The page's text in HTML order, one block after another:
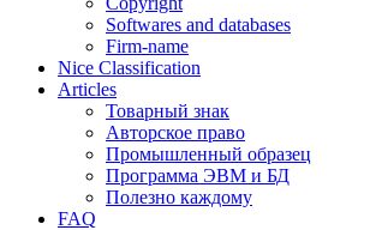
Softwares and databases
Firm-name
Nice Classification
Articles
Товарный знак
Авторское право
Промышленный образец
Программа ЭВМ и БД
Полезно каждому
FAQ